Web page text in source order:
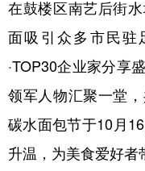
在鼓楼区南艺后街
面吸引众多市民驻
·TOP30企业家分享
领军人物汇聚一堂
碳水面包节于10月
升温，为美食爱好者